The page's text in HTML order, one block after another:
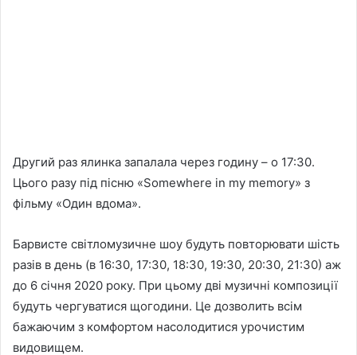
Другий раз ялинка запалала через годину – о 17:30.
Цього разу під пісню «Somewhere in my memory» з
фільму «Один вдома».
Барвисте світломузичне шоу будуть повторювати шість
разів в день (в 16:30, 17:30, 18:30, 19:30, 20:30, 21:30) аж
до 6 січня 2020 року. При цьому дві музичні композиції
будуть чергуватися щогодини. Це дозволить всім
бажаючим з комфортом насолодитися урочистим
видовищем.